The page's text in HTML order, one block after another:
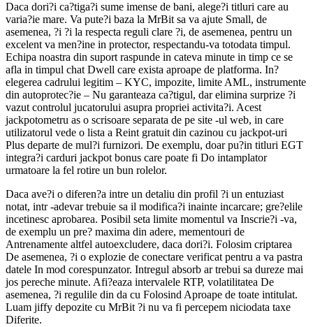
Daca dori?i ca?tiga?i sume imense de bani, alege?i titluri care au
varia?ie mare. Va pute?i baza la MrBit sa va ajute Small, de
asemenea, ?i ?i la respecta reguli clare ?i, de asemenea, pentru un
excelent va men?ine in protector, respectandu-va totodata timpul.
Echipa noastra din suport raspunde in cateva minute in timp ce se
afla in timpul chat Dwell care exista aproape de platforma. In?
elegerea cadrului legitim – KYC, impozite, limite AML, instrumente
din autoprotec?ie – Nu garanteaza ca?tigul, dar elimina surprize ?i
vazut controlul jucatorului asupra propriei activita?i. Acest
jackpotometru as o scrisoare separata de pe site -ul web, in care
utilizatorul vede o lista a Reint gratuit din cazinou cu jackpot-uri
Plus departe de mul?i furnizori. De exemplu, doar pu?in titluri EGT
integra?i carduri jackpot bonus care poate fi Do intamplator
urmatoare la fel rotire un bun rolelor.
Daca ave?i o diferen?a intre un detaliu din profil ?i un entuziast
notat, intr -adevar trebuie sa il modifica?i inainte incarcare; gre?elile
incetinesc aprobarea. Posibil seta limite momentul va Inscrie?i -va,
de exemplu un pre? maxima din adere, mementouri de
Antrenamente altfel autoexcludere, daca dori?i. Folosim criptarea
De asemenea, ?i o explozie de conectare verificat pentru a va pastra
datele In mod corespunzator. Intregul absorb ar trebui sa dureze mai
jos pereche minute. Afi?eaza intervalele RTP, volatilitatea De
asemenea, ?i regulile din da cu Folosind Aproape de toate intitulat.
Luam jiffy depozite cu MrBit ?i nu va fi percepem niciodata taxe
Diferite.